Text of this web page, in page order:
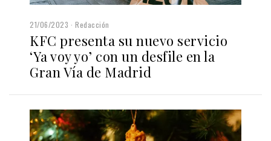
21/06/2023 Redacción
KFC presenta su nuevo servicio
‘Ya voy yo’ con un desfile en la
Gran Vía de Madrid